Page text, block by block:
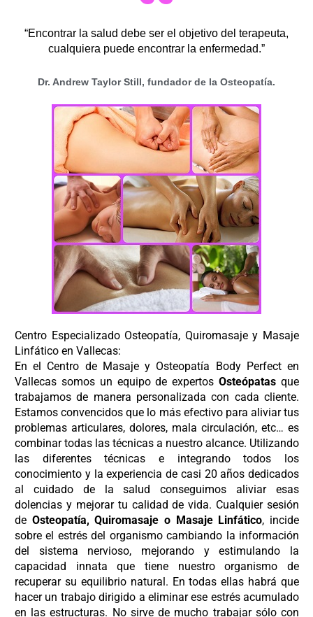
“Encontrar la salud debe ser el objetivo del terapeuta,
cualquiera puede encontrar la enfermedad.”
Dr. Andrew Taylor Still, fundador de la Osteopatía.
Centro Especializado Osteopatía, Quiromasaje y Masaje
Linfático en Vallecas:
En el Centro de Masaje y Osteopatía Body Perfecten
Vallecas somos un equipo de expertosOsteópatasque
trabajamos de manera personalizada con cada cliente.
Estamos convencidos que lo más efectivo para aliviar tus
problemas articulares, dolores, mala circulación, etc… es
combinar todas las técnicas a nuestro alcance. Utilizando
las diferentes técnicas e integrando todos los
conocimiento y la experiencia de casi 20 años dedicados
al cuidado de la saludconseguimos aliviar esas
dolencias y mejorar tu calidad de vida. Cualquier sesión
de Osteopatía, Quiromasaje o Masaje Linfático, incide
sobre el estrés del organismo cambiando la información
del sistema nervioso, mejorando y estimulando la
capacidad innata que tiene nuestro organismo de
recuperar su equilibrio natural. En todas ellas habrá que
hacer un trabajo dirigido a eliminar ese estrés acumulado
en las estructuras. No sirve de mucho trabajar sólo con